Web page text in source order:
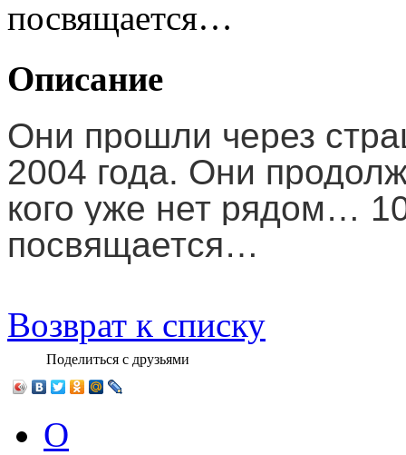
посвящается…
Описание
Они прошли через
2004 года. Они
кого уже нет рядом…
посвящается…
Возврат к списку
Поделиться с друзьями
О